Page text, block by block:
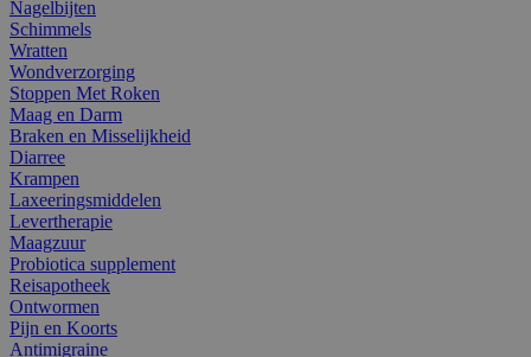
Nagelbijten
Schimmels
Wratten
Wondverzorging
Stoppen Met Roken
Maag en Darm
Braken en Misselijkheid
Diarree
Krampen
Laxeeringsmiddelen
Levertherapie
Maagzuur
Probiotica supplement
Reisapotheek
Ontwormen
Pijn en Koorts
Antimigraine